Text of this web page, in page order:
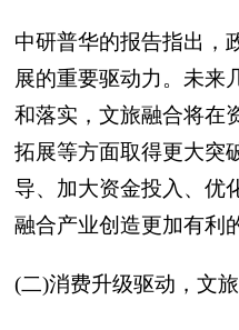
中研普华的报告指出，
展的重要驱动力。未来
和落实，文旅融合将在
拓展等方面取得更大突
导、加大资金投入、优
融合产业创造更加有利
(二)消费升级驱动，文